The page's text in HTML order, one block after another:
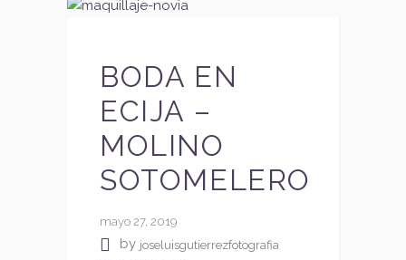
BODA EN
ECIJA –
MOLINO
SOTOMELERO
mayo 27, 2019
by joseluisgutierrezfotografia